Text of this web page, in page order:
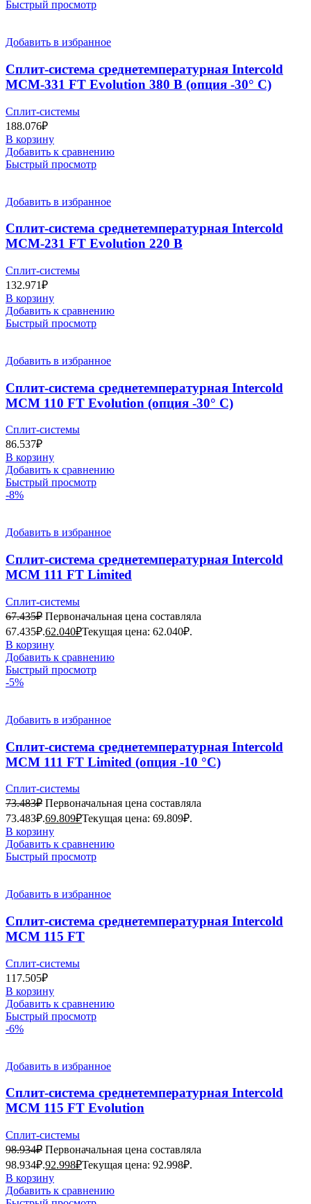
Быстрый просмотр
Добавить в избранное
Сплит-система среднетемпературная Intercold
MCM-331 FT Evolution 380 В (опция -30° С)
Сплит-системы
188.076₽
В корзину
Добавить к сравнению
Быстрый просмотр
Добавить в избранное
Сплит-система среднетемпературная Intercold
MCМ-231 FT Evolution 220 В
Сплит-системы
132.971₽
В корзину
Добавить к сравнению
Быстрый просмотр
Добавить в избранное
Сплит-система среднетемпературная Intercold
МСМ 110 FT Evolution (опция -30° С)
Сплит-системы
86.537₽
В корзину
Добавить к сравнению
Быстрый просмотр
-8%
Добавить в избранное
Сплит-система среднетемпературная Intercold
МСМ 111 FT Limited
Сплит-системы
67.435₽ Первоначальная цена составляла
67.435₽.62.040₽Текущая цена: 62.040₽.
В корзину
Добавить к сравнению
Быстрый просмотр
-5%
Добавить в избранное
Сплит-система среднетемпературная Intercold
МСМ 111 FT Limited (опция -10 °С)
Сплит-системы
73.483₽ Первоначальная цена составляла
73.483₽.69.809₽Текущая цена: 69.809₽.
В корзину
Добавить к сравнению
Быстрый просмотр
Добавить в избранное
Сплит-система среднетемпературная Intercold
МСМ 115 FT
Сплит-системы
117.505₽
В корзину
Добавить к сравнению
Быстрый просмотр
-6%
Добавить в избранное
Сплит-система среднетемпературная Intercold
МСМ 115 FT Evolution
Сплит-системы
98.934₽ Первоначальная цена составляла
98.934₽.92.998₽Текущая цена: 92.998₽.
В корзину
Добавить к сравнению